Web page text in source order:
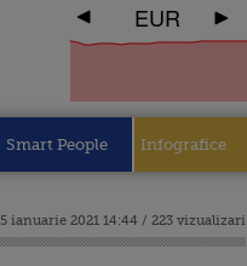
EUR
Smart People Infografice
5 ianuarie 2021 14:44 / 223 vizualizari